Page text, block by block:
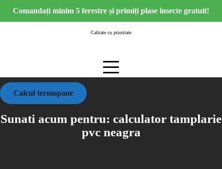
Comandați minim 5 ferestre și primiți plase insecte gratuit!
Calitate cu prioritate
Calcul termopane
Sunati acum pentru: calculator tamplarie
pvc neagra